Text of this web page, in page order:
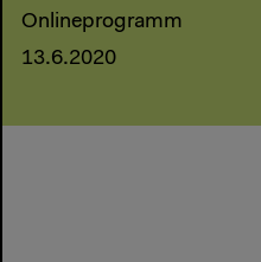
Onlineprogramm
13.6.2020